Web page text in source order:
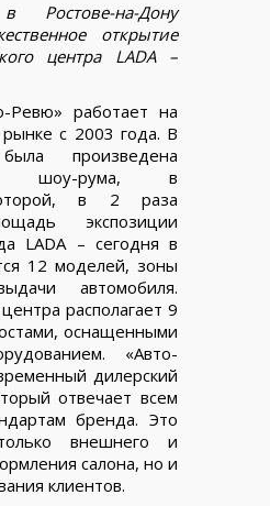
на-Дону
открытие
центра LADA –
Ревю» работает на
с 2003 года. В
произведена
шоу-рума, в
в 2 раза
экспозиции
LADA – сегодня в
12 моделей, зоны
автомобиля.
располагает 9
оснащенными
«Авто-
дилерский
отвечает всем
бренда. Это
внешнего и
салона, но и
клиентов.